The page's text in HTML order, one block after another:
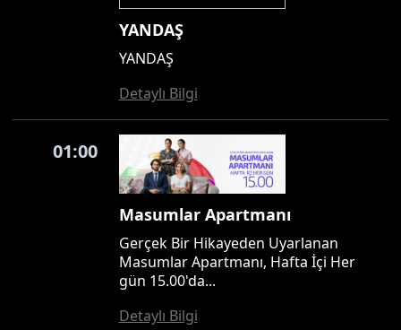
YANDAŞ
YANDAŞ
Detaylı Bilgi
01:00
Masumlar Apartmanı
Gerçek Bir Hikayeden Uyarlanan
Masumlar Apartmanı, Hafta İçi Her
gün 15.00'da...
Detaylı Bilgi